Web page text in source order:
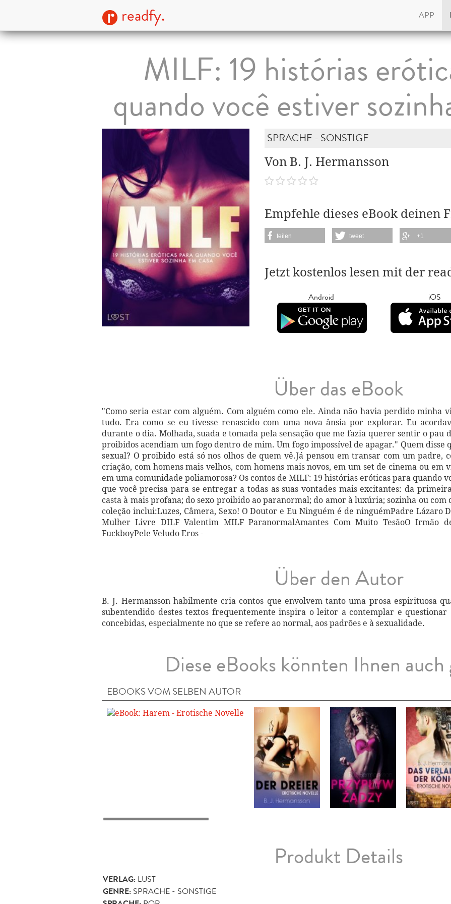
readfy. APP
MILF: 19 histórias
quando você estiver
SPRACHE - SONSTIGE
Von B. J. Hermansson
Empfehle dieses eBook deinen
teilen tweet +1
Jetzt kostenlos lesen mit der
Android iOS
Über das eBook
"Como seria estar com alguém. Com alguém como ele. Ainda não havia perdido minha
tudo. Era como se eu tivesse renascido com uma nova ânsia por explorar. Eu
durante o dia. Molhada, suada e tomada pela sensação que me fazia querer sentir o pau
proibidos acendiam um fogo dentro de mim. Um fogo impossível de apagar." Quem disse
sexual? O proibido está só nos olhos de quem vê.Já pensou em transar com um padre,
criação, com homens mais velhos, com homens mais novos, em um set de cinema ou
em uma comunidade poliamorosa? Os contos de MILF: 19 histórias eróticas para quando
que você precisa para se entregar a todas as suas vontades mais excitantes: da
casta à mais profana; do sexo proibido ao paranormal; do amor à luxúria; sozinha ou com
coleção inclui:Luzes, Câmera, Sexo! O Doutor e Eu Ninguém é de ninguémPadre Lázaro
Mulher Livre DILF Valentim MILF ParanormalAmantes Com Muito TesãoO Irmão
FuckboyPele Veludo Eros -
Über den Autor
B. J. Hermansson habilmente cria contos que envolvem tanto uma prosa espirituosa
subentendido destes textos frequentemente inspira o leitor a contemplar e questionar
concebidas, especialmente no que se refere ao normal, aos padrões e à sexualidade.
Diese eBooks könnten Ihnen auch
EBOOKS VOM SELBEN AUTOR
Produkt Details
VERLAG: LUST
GENRE: SPRACHE - SONSTIGE